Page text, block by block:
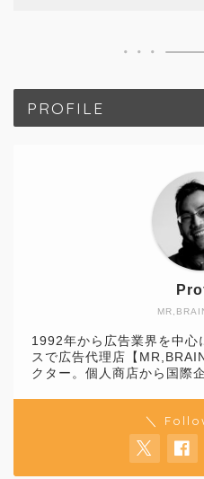
PROFILE
1992年から広告業界を中心
スで広告代理店【
クター。個人商店から国際
＼